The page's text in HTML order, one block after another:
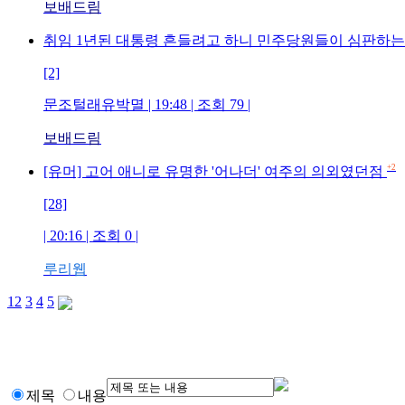
보배드림
취임 1년된 대통령 흔들려고 하니 민주당원들이 심판하
[2]
문조털래유박멸 | 19:48 | 조회 79 |
보배드림
[유머] 고어 애니로 유명한 '어나더' 여주의 의외였던점 +2
[28]
| 20:16 | 조회 0 |
루리웹
1 2 3 4 5
제목 내용